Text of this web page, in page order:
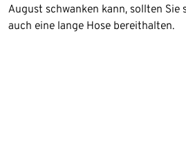
August schwanken kann, sollten Sie
auch eine lange Hose bereithalten.